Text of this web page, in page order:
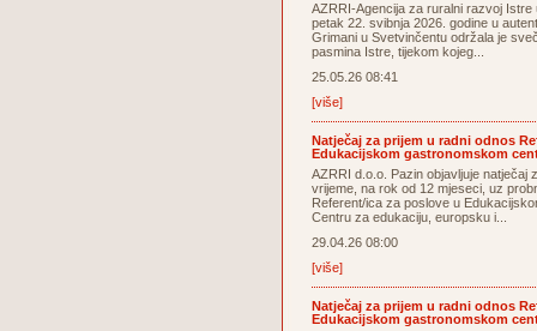
AZRRI-Agencija za ruralni razvoj
petak 22. svibnja 2026. godine u
Grimani u Svetvinčentu održala je
pasmina Istre, tijekom kojeg...
25.05.26 08:41
[više]
Natječaj za prijem u radni odnos
Edukacijskom gastronomskom
AZRRI d.o.o. Pazin objavljuje natječaj
vrijeme, na rok od 12 mjeseci, uz
Referent/ica za poslove u
Centru za edukaciju, europsku i...
29.04.26 08:00
[više]
Natječaj za prijem u radni odnos
Edukacijskom gastronomskom